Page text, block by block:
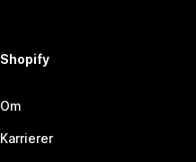
Shopify
Om
Karrierer